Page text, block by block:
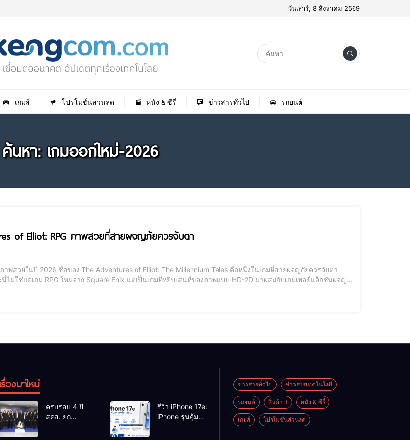
วันเสาร์, 8 สิงหาคม 2569
เกมส์ โปรโมชั่นส่วนลด หนัง & ซีรี่ ข่าวสารทั่วไป รถยนต์
ค้นหา: เกมออกใหม่-2026
of Elliot: RPG ภาพสวยที่สายผจญภัยควรจับตา
ภาพสวยในปี 2026 ชื่อของ The Adventures of Elliot: The Millennium Tales คือหนึ่งในเกมที่สายผจญภัยควรจับตา
นี่ไม่ใช่แค่เกม RPG ใหม่จาก Square Enix แต่เป็นเกมที่หยิบเสน่ห์ของภาพแบบ HD-2D มาผสมกับเกมเพลย์แอ็กชันผจญ
เรื่องมาใหม่
ครบรอบ 4 ปี
สคส. ยก
รีวิว iPhone 17e:
iPhone รุ่นคุ้มค่า
ข่าวสารทั่วไป ข่าวสารเทคโนโลยี
รถยนต์ สินค้า it หนัง & ซีรี่
เกมส์ โปรโมชั่นส่วนลด